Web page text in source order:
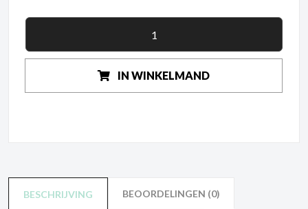
IN WINKELMAND
BESCHRIJVING BEOORDELINGEN (0)